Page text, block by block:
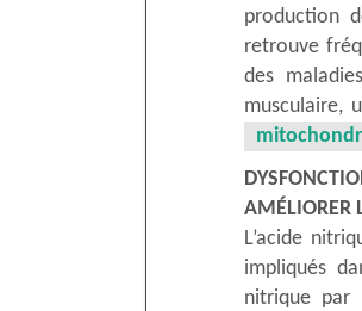
production
retrouve
des
musculaire,
AMÉLIORER
L’acide
impliqués
nitrique par